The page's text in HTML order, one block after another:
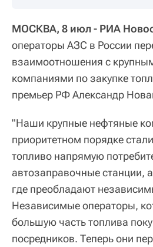
МОСКВА, 8 июл - РИА
операторы АЗС в России
взаимоотношения с
компаниями по закупке
премьер РФ Александр
"Наши крупные нефтяные
приоритетном порядке
топливо напрямую
автозаправочные станции,
где преобладают
Независимые операторы,
большую часть топлива
посредников. Теперь они